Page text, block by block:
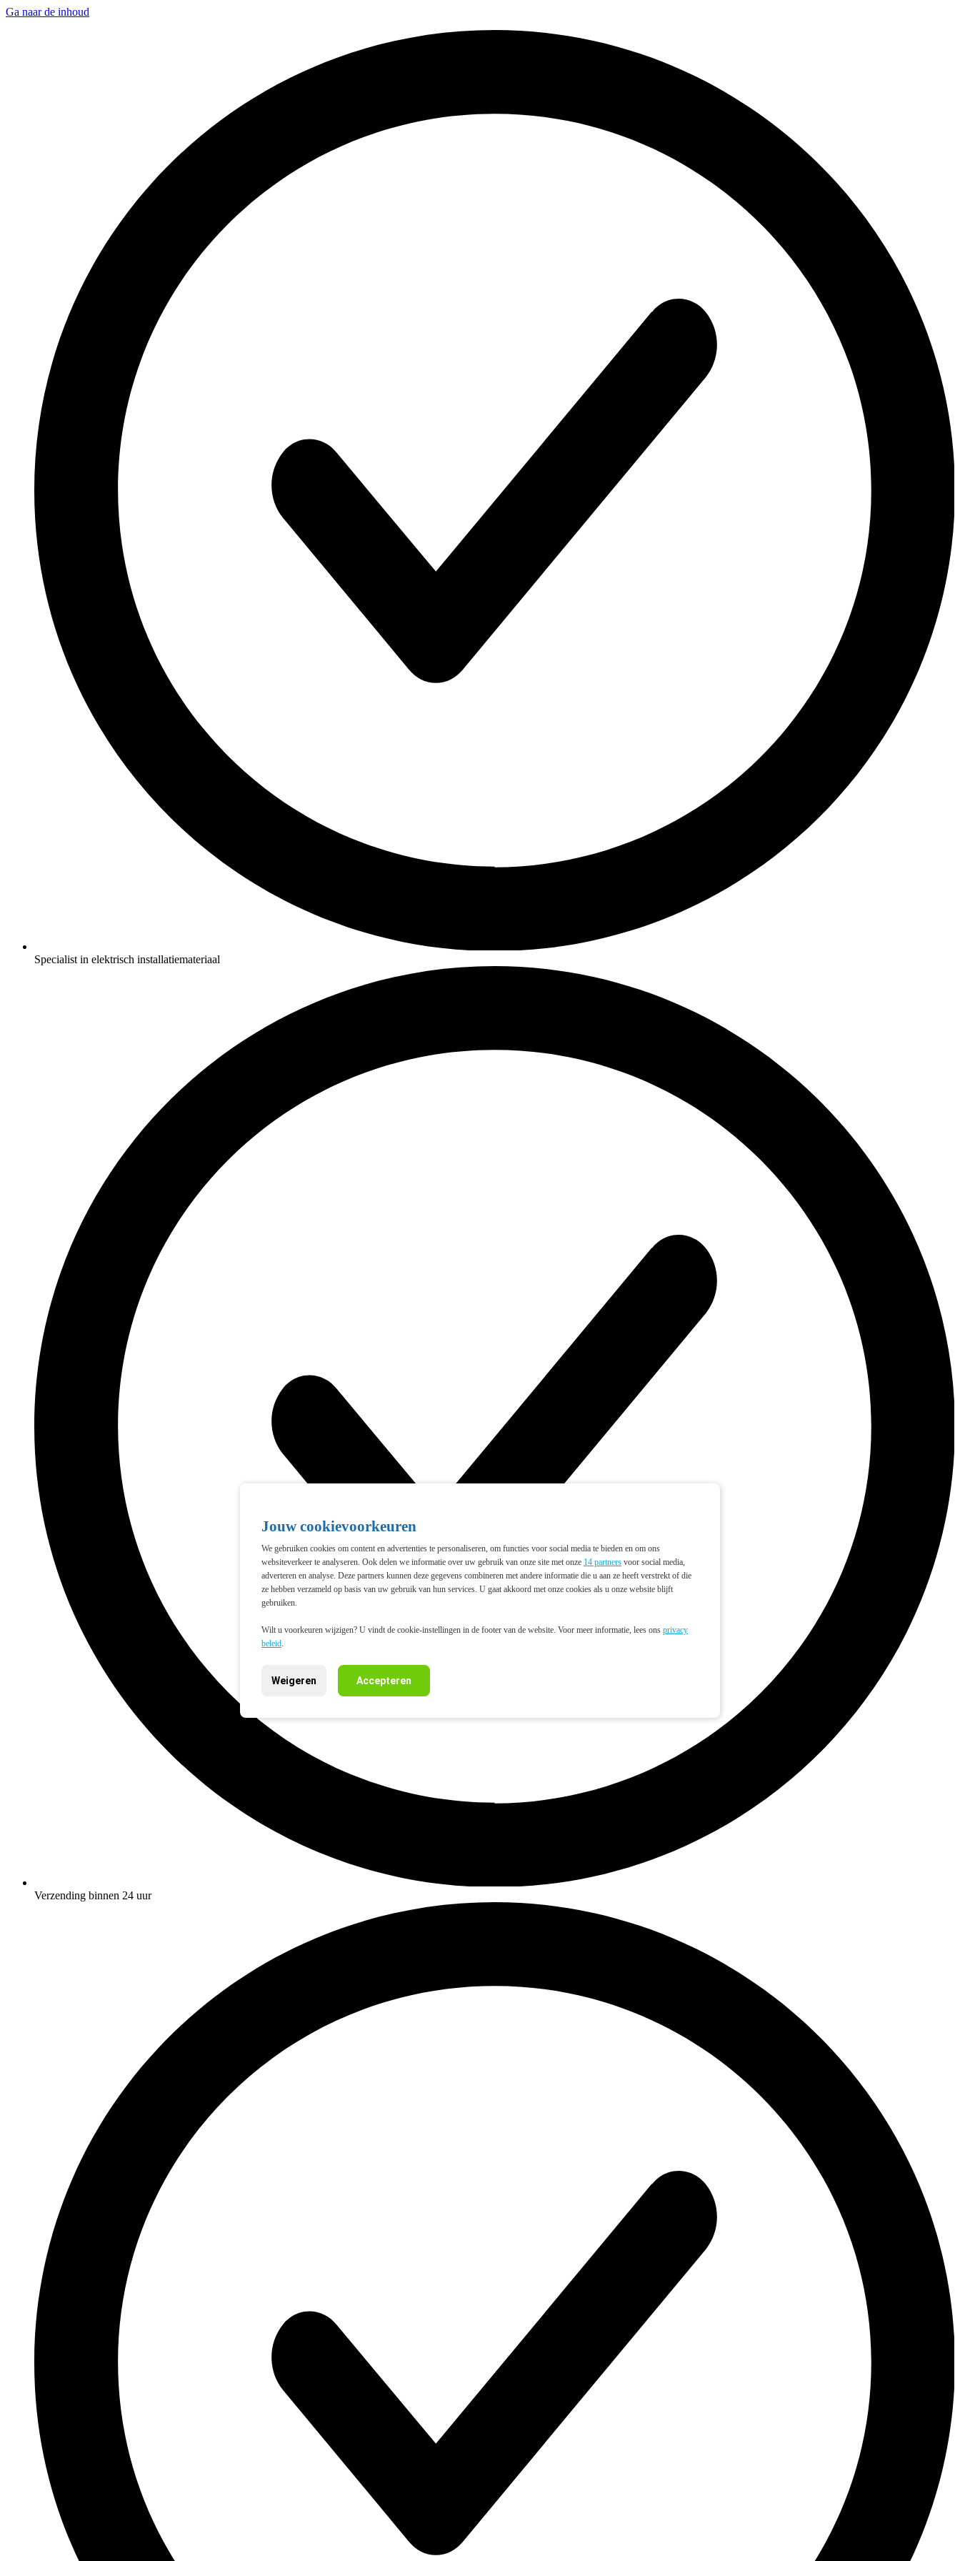
Jouw cookievoorkeuren
We gebruiken cookies om content en advertenties te personaliseren, om functies voor social media te bieden en om ons
websiteverkeer te analyseren. Ook delen we informatie over uw gebruik van onze site met onze 14 partners voor social media,
adverteren en analyse. Deze partners kunnen deze gegevens combineren met andere informatie die u aan ze heeft verstrekt of die
ze hebben verzameld op basis van uw gebruik van hun services. U gaat akkoord met onze cookies als u onze website blijft
gebruiken.
Wilt u voorkeuren wijzigen? U vindt de cookie-instellingen in de footer van de website. Voor meer informatie, lees ons privacy
beleid.
Weigeren Accepteren
Ga naar de inhoud
Specialist in elektrisch installatiemateriaal
Verzending binnen 24 uur